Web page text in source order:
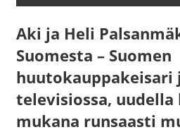
Aki ja Heli
Suomesta – Suomen
huutokauppakeisari
televisiossa, uudella
mukana runsaasti